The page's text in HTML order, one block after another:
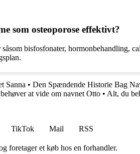
som osteoporose effektivt?
bisfosfonater,
Sanna • Den Spændende Historie Bag
at vide om navnet Otto • Alt, du
TikTok Mail
RSS
foretager et køb hos en forhandler.